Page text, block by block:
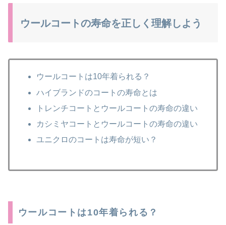
ウールコートの寿命を正しく理解しよう
ウールコートは10年着られる？
ハイブランドのコートの寿命とは
トレンチコートとウールコートの寿命の違い
カシミヤコートとウールコートの寿命の違い
ユニクロのコートは寿命が短い？
ウールコートは10年着られる？